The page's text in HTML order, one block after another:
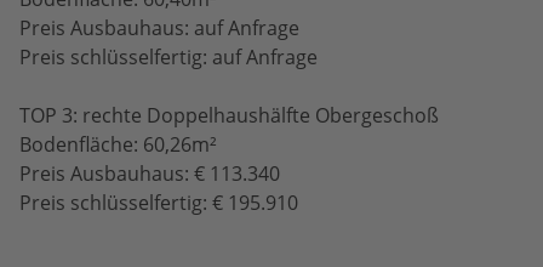
Preis Ausbauhaus: auf Anfrage
Preis schlüsselfertig: auf Anfrage
TOP 3: rechte Doppelhaushälfte Obergeschoß
Bodenfläche: 60,26m²
Preis Ausbauhaus: € 113.340
Preis schlüsselfertig: € 195.910